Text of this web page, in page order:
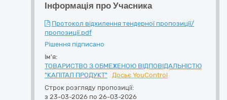
Інформація про Учасника
Протокол відхилення тендерної пропозиції/
пропозиції.pdf
Рішення підписано
Ім'я:
ТОВАРИСТВО З ОБМЕЖЕНОЮ ВІДПОВІДАЛЬНІСТЮ
"КАПІТАЛ ПРОДУКТ"
Досьє YouControl
Строк розгляду пропозиції:
з 23-03-2026 по 26-03-2026